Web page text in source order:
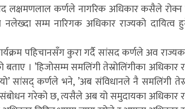
लक्षमणलाल कर्णले नागरिक अधिकार कसैले
सम्म नारिगक अधिकार राज्यको दायित्व
पहिचानसँग कुरा गर्दै सांसद कर्णले अव
बताए । ’हिजोसम्म समलिंगी तेस्रोलिंगीका अधिकार
सांसद् कर्णले भने, ’अब संविधानले नै समलिंगी
गरेको छ, त्यसैले अब यो समुदायका अधिकार